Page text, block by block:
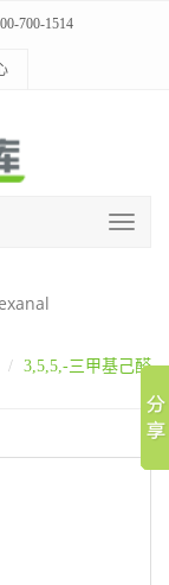
700-1514
3,5,5,-三甲基己醛